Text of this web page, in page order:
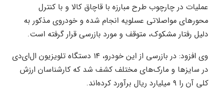
عملیات در چارچوب طرح مبارزه با قاچاق کالا و با کنترل
محورهای مواصلاتی عسلویه انجام شده و خودروی مذکور به
دلیل رفتار مشکوک، متوقف و مورد بازرسی قرار گرفته است.
وی افزود: در بازرسی از این خودرو، ۱۴ دستگاه تلویزیون ال‌ای‌دی
در سایزها و مارک‌های مختلف کشف شد که کارشناسان ارزش
کلی آن را ۹ میلیارد ریال برآورد کرده‌اند.